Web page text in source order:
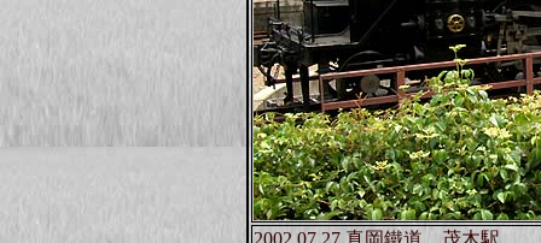
2002.07.27 真岡鐵道 茂木駅